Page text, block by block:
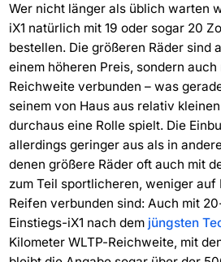
Wer nicht länger als üblich warten
iX1 natürlich mit 19 oder sogar 20
bestellen. Die größeren Räder sind
einem höheren Preis, sondern
Reichweite verbunden – was
seinem von Haus aus relativ
durchaus eine Rolle spielt. Die
allerdings geringer aus als in
denen größere Räder oft auch mit
zum Teil sportlicheren, weniger auf
Reifen verbunden sind: Auch mit
Einstiegs-iX1 nach dem jüngsten
Kilometer WLTP-Reichweite, mit